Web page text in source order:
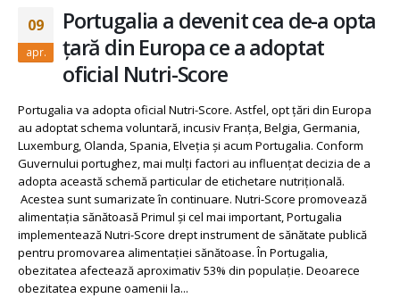
09
apr.
Portugalia a devenit cea de-a opta
țară din Europa ce a adoptat
oficial Nutri-Score
Portugalia va adopta oficial Nutri-Score. Astfel, opt țări din Europa
au adoptat schema voluntară, incusiv Franța, Belgia, Germania,
Luxemburg, Olanda, Spania, Elveția și acum Portugalia. Conform
Guvernului portughez, mai mulți factori au influențat decizia de a
adopta această schemă particular de etichetare nutrițională.
Acestea sunt sumarizate în continuare. Nutri-Score promovează
alimentația sănătoasă Primul și cel mai important, Portugalia
implementează Nutri-Score drept instrument de sănătate publică
pentru promovarea alimentației sănătoase. În Portugalia,
obezitatea afectează aproximativ 53% din populație. Deoarece
obezitatea expune oamenii la...